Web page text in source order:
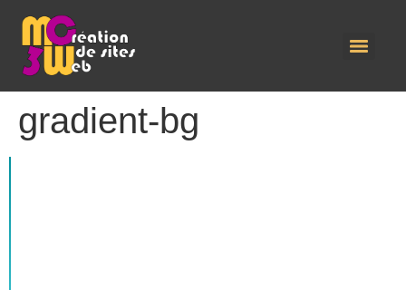
gradient-bg